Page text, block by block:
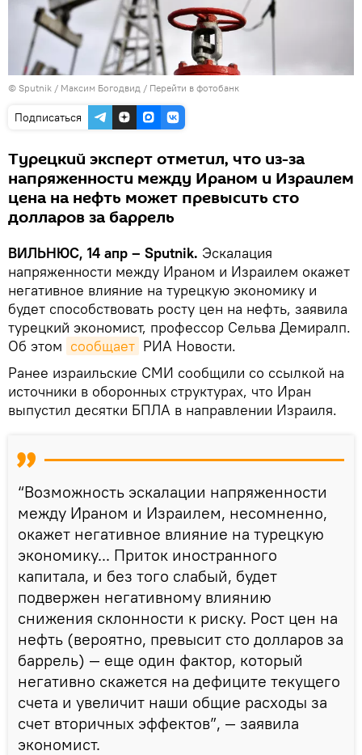
© Sputnik / Максим Богодвид / Перейти в фотобанк
Подписаться
Турецкий эксперт отметил, что из-за
напряженности между Ираном и Израилем
цена на нефть может превысить сто
долларов за баррель
ВИЛЬНЮС, 14 апр – Sputnik. Эскалация
напряженности между Ираном и Израилем окажет
негативное влияние на турецкую экономику и
будет способствовать росту цен на нефть, заявила
турецкий экономист, профессор Сельва Демиралп.
Об этом сообщает РИА Новости.
Ранее израильские СМИ сообщили со ссылкой на
источники в оборонных структурах, что Иран
выпустил десятки БПЛА в направлении Израиля.
“Возможность эскалации напряженности
между Ираном и Израилем, несомненно,
окажет негативное влияние на турецкую
экономику... Приток иностранного
капитала, и без того слабый, будет
подвержен негативному влиянию
снижения склонности к риску. Рост цен на
нефть (вероятно, превысит сто долларов за
баррель) — еще один фактор, который
негативно скажется на дефиците текущего
счета и увеличит наши общие расходы за
счет вторичных эффектов”, — заявила
экономист.